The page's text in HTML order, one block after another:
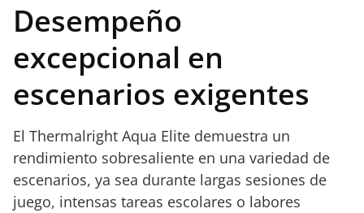
Desempeño
excepcional en
escenarios exigentes
El Thermalright Aqua Elite demuestra un
rendimiento sobresaliente en una variedad de
escenarios, ya sea durante largas sesiones de
juego, intensas tareas escolares o labores